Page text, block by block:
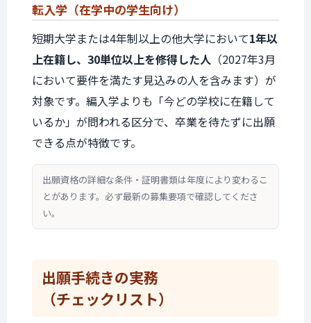
転入学 （在学中の学生向け）
短期大学または4年制以上の他大学において1年以
上在籍し、30単位以上を修得した人 （2027年3月
において要件を満たす見込みの人を含みます）が
対象です。編入学よりも「今どの学校に在籍して
いるか」が問われる区分で、卒業を待たずに出願
できる点が特徴です。
出願資格の詳細な条件・証明書類は年度により変わるこ
とがあります。必ず最新の募集要項で確認してくださ
い。
出願手続きの実務
（チェックリスト）